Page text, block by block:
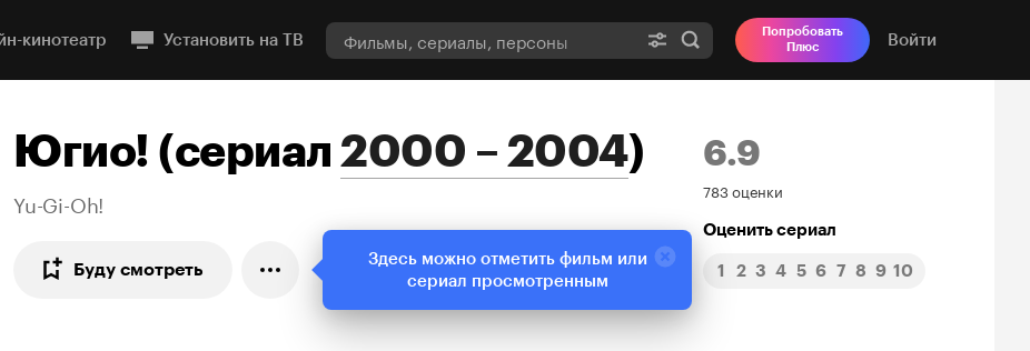
кинотеатр Установить на ТВ
Попробовать
Плюс
Войти
Югио! (сериал2000 – 2004)
Yu-Gi-Oh!
Буду смотреть
6.9
Рейтинг
Кинопоиска
6.9
783 оценки
Оценить сериал
1 2 3 4 5 6 7 8 9 10
Здесь можно отметить фильм или
сериал просмотренным